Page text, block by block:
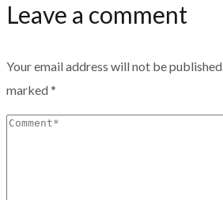
Leave a comment
Your email address will not be published.
marked*